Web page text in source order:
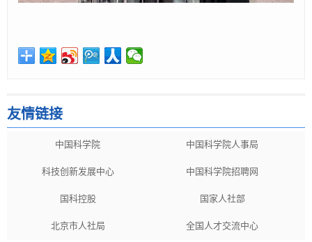
友情链接
中国科学院 中国科学院人事局
科技创新发展中心 中国科学院招聘网
国科控股 国家人社部
北京市人社局 全国人才交流中心